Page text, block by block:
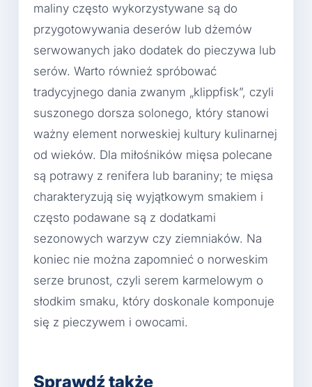
maliny często wykorzystywane są do
przygotowywania deserów lub dżemów
serwowanych jako dodatek do pieczywa lub
serów. Warto również spróbować
tradycyjnego dania zwanym „klippfisk”, czyli
suszonego dorsza solonego, który stanowi
ważny element norweskiej kultury kulinarnej
od wieków. Dla miłośników mięsa polecane
są potrawy z renifera lub baraniny; te mięsa
charakteryzują się wyjątkowym smakiem i
często podawane są z dodatkami
sezonowych warzyw czy ziemniaków. Na
koniec nie można zapomnieć o norweskim
serze brunost, czyli serem karmelowym o
słodkim smaku, który doskonale komponuje
się z pieczywem i owocami.
Sprawdź także